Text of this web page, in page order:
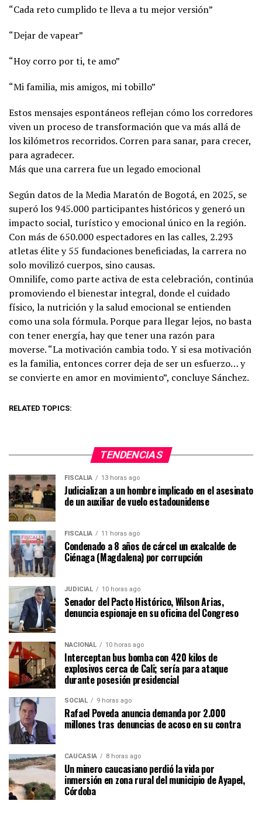
“Cada reto cumplido te lleva a tu mejor versión”
“Dejar de vapear”
“Hoy corro por ti, te amo”
“Mi familia, mis amigos, mi tobillo”
Estos mensajes espontáneos reflejan cómo los corredores
viven un proceso de transformación que va más allá de
los kilómetros recorridos. Corren para sanar, para crecer,
para agradecer.
Más que una carrera fue un legado emocional
Según datos de la Media Maratón de Bogotá, en 2025, se
superó los 945.000 participantes históricos y generó un
impacto social, turístico y emocional único en la región.
Con más de 650.000 espectadores en las calles, 2.293
atletas élite y 55 fundaciones beneficiadas, la carrera no
solo movilizó cuerpos, sino causas.
Omnilife, como parte activa de esta celebración, continúa
promoviendo el bienestar integral, donde el cuidado
físico, la nutrición y la salud emocional se entienden
como una sola fórmula. Porque para llegar lejos, no basta
con tener energía, hay que tener una razón para
moverse. “La motivación cambia todo. Y si esa motivación
es la familia, entonces correr deja de ser un esfuerzo… y
se convierte en amor en movimiento”, concluye Sánchez.
RELATED TOPICS:
TENDENCIAS
FISCALÍA 13 horas ago
Judicializan a un hombre implicado en el asesinato
de un auxiliar de vuelo estadounidense
FISCALÍA 11 horas ago
Condenado a 8 años de cárcel un exalcalde de
Ciénaga (Magdalena) por corrupción
JUDICIAL 10 horas ago
Senador del Pacto Histórico, Wilson Arias,
denuncia espionaje en su oficina del Congreso
NACIONAL 10 horas ago
Interceptan bus bomba con 420 kilos de
explosivos cerca de Cali; sería para ataque
durante posesión presidencial
SOCIAL 9 horas ago
Rafael Poveda anuncia demanda por 2.000
millones tras denuncias de acoso en su contra
CAUCASIA 8 horas ago
Un minero caucasiano perdió la vida por
inmersión en zona rural del municipio de Ayapel,
Córdoba